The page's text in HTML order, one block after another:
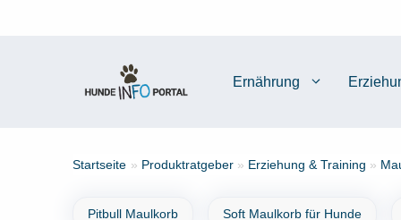
Ernährung
Startseite » Produktratgeber » Erziehung & Training »
Pitbull Maulkorb Soft Maulkorb für Hunde